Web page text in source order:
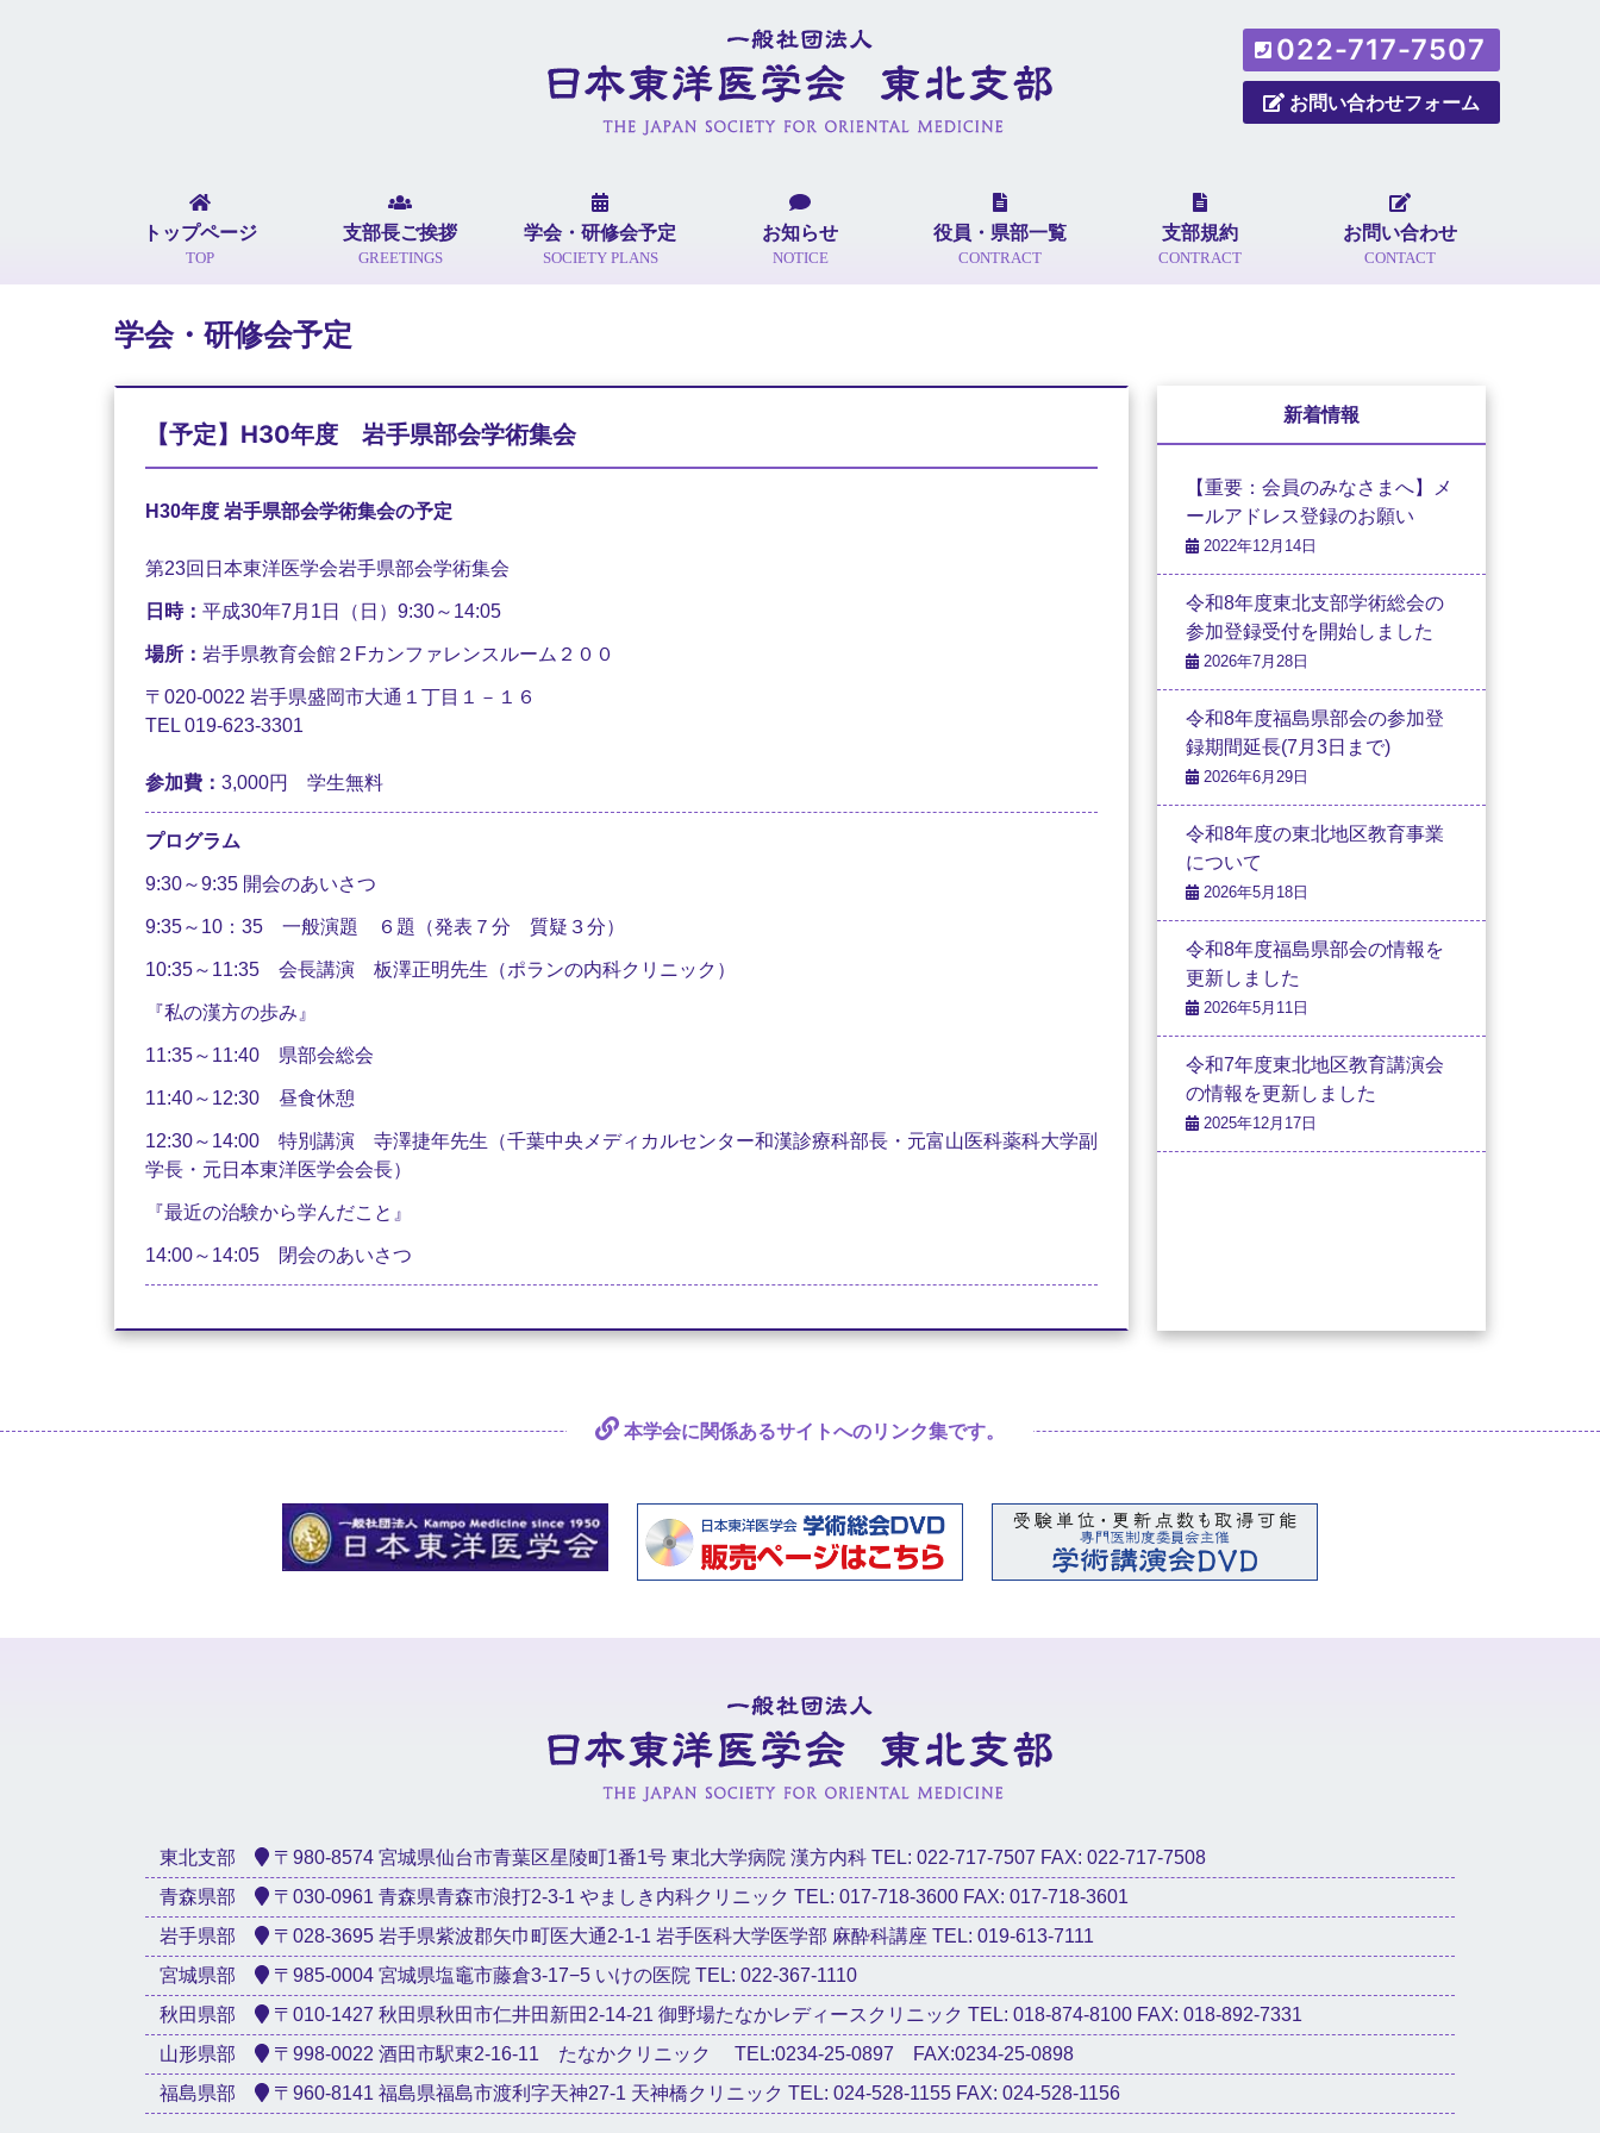
022-717-7507
お問い合わせフォーム
トップページ
TOP
支部長ご挨拶
GREETINGS
学会・研修会予定
SOCIETY PLANS
お知らせ
NOTICE
役員・県部一覧
CONTRACT
支部規約
CONTRACT
お問い合わせ
CONTACT
学会・研修会予定
【予定】H30年度 岩手県部会学術集会
H30年度 岩手県部会学術集会の予定
第23回日本東洋医学会岩手県部会学術集会
日時： 平成30年7月1日（日）9:30～14:05
場所： 岩手県教育会館２Fカンファレンスルーム２００
〒020-0022 岩手県盛岡市大通１丁目１－１６
TEL 019-623-3301
参加費： 3,000円 学生無料
プログラム
9:30～9:35 開会のあいさつ
9:35～10：35 一般演題 ６題（発表７分 質疑３分）
10:35～11:35 会長講演 板澤正明先生（ポランの内科クリニック）
『私の漢方の歩み』
11:35～11:40 県部会総会
11:40～12:30 昼食休憩
12:30～14:00 特別講演 寺澤捷年先生（千葉中央メディカルセンター和漢診療科部長・元富山医科薬科大学副
学長・元日本東洋医学会会長）
『最近の治験から学んだこと』
14:00～14:05 閉会のあいさつ
新着情報
【重要：会員のみなさまへ】メ
ールアドレス登録のお願い
2022年12月14日
令和8年度東北支部学術総会の
参加登録受付を開始しました
2026年7月28日
令和8年度福島県部会の参加登
録期間延長(7月3日まで)
2026年6月29日
令和8年度の東北地区教育事業
について
2026年5月18日
令和8年度福島県部会の情報を
更新しました
2026年5月11日
令和7年度東北地区教育講演会
の情報を更新しました
2025年12月17日
本学会に関係あるサイトへのリンク集です。
東北支部
〒980-8574 宮城県仙台市青葉区星陵町1番1号 東北大学病院 漢方内科 TEL: 022-717-7507 FAX: 022-717-7508
青森県部
〒030-0961 青森県青森市浪打2-3-1 やましき内科クリニック TEL: 017-718-3600 FAX: 017-718-3601
岩手県部
〒028-3695 岩手県紫波郡矢巾町医大通2-1-1 岩手医科大学医学部 麻酔科講座 TEL: 019-613-7111
宮城県部
〒985-0004 宮城県塩竈市藤倉3-17−5 いけの医院 TEL: 022-367-1110
秋田県部
〒010-1427 秋田県秋田市仁井田新田2-14-21 御野場たなかレディースクリニック TEL: 018-874-8100 FAX: 018-892-7331
山形県部
〒998-0022 酒田市駅東2-16-11 たなかクリニック TEL:0234-25-0897 FAX:0234-25-0898
福島県部
〒960-8141 福島県福島市渡利字天神27-1 天神橋クリニック TEL: 024-528-1155 FAX: 024-528-1156